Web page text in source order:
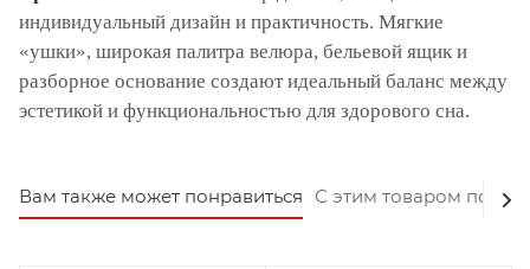
индивидуальный дизайн и практичность. Мягкие
«ушки», широкая палитра велюра, бельевой ящик и
разборное основание создают идеальный баланс между
эстетикой и функциональностью для здорового сна.
Вам также может понравиться С этим товаром